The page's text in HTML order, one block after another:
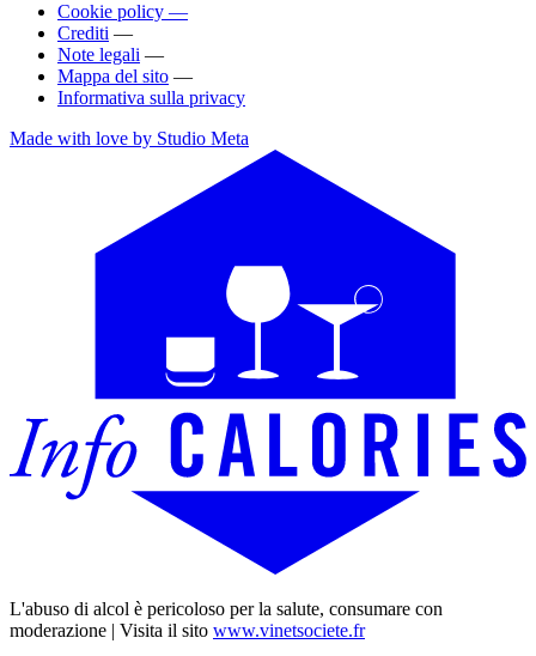
Cookie policy —
Crediti —
Note legali —
Mappa del sito —
Informativa sulla privacy
Made with love by Studio Meta
L'abuso di alcol è pericoloso per la salute, consumare con
moderazione | Visita il sito www.vinetsociete.fr